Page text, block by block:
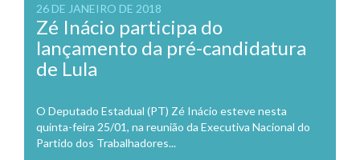
26 DE JANEIRO DE 2018
Zé Inácio participa do
lançamento da pré-candidatura
de Lula
O Deputado Estadual (PT) Zé Inácio esteve nesta
quinta-feira 25/01, na reunião da Executiva Nacional do
Partido dos Trabalhadores...